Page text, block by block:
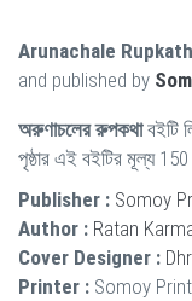
Arunachale
and published by
অরুণাচলের রুপকথাবইটি
পৃষ্ঠার এই বইটির মূল্য 150
Publisher : Somoy
Author : Ratan
Cover Designer :
Printer : Somoy